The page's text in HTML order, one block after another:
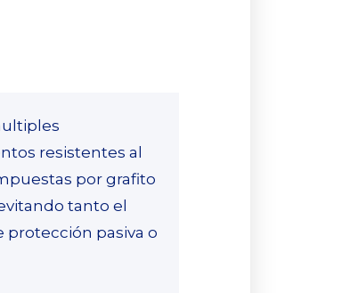
resistentes al
por grafito
tanto el
pasiva o